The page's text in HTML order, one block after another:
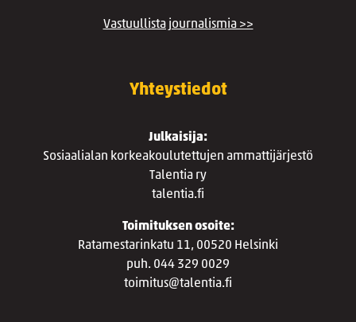
Vastuullista journalismia >>
Yhteystiedot
Julkaisija:
Sosiaalialan korkeakoulutettujen ammattijärjestö
Talentia ry
talentia.fi
Toimituksen osoite:
Ratamestarinkatu 11, 00520 Helsinki
puh. 044 329 0029
toimitus@talentia.fi